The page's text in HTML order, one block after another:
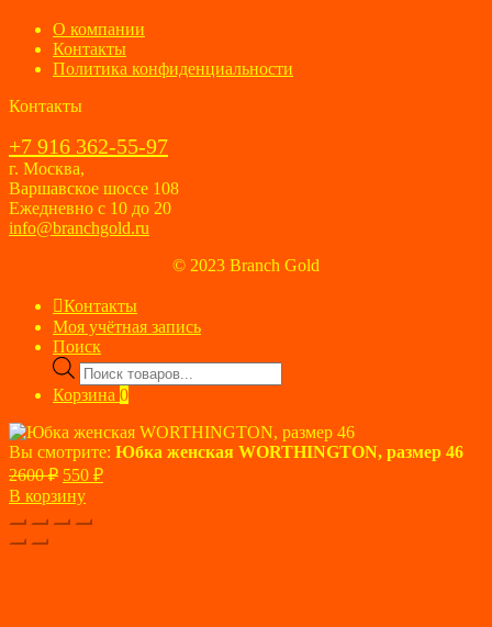
О компании
Контакты
Политика конфиденциальности
Контакты
+7 916 362-55-97
г. Москва,
Варшавское шоссе 108
Ежедневно с 10 до 20
info@branchgold.ru
© 2023 Branch Gold
Контакты
Моя учётная запись
Поиск
Поиск
товаров
Корзина 0
Вы смотрите: Юбка женская WORTHINGTON, размер 46
2600₽ Первоначальная
цена
составляла
550 ₽Текущая
В корзину